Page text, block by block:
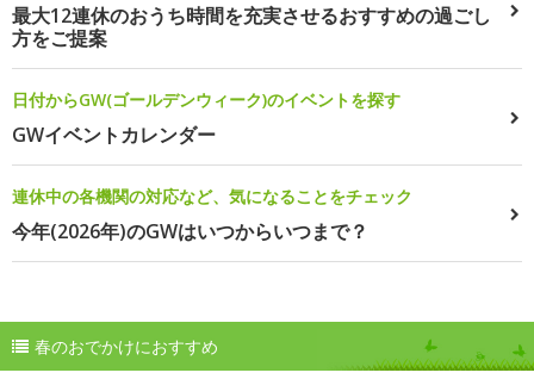
最大12連休のおうち時間を充実させるおすすめの過ごし
方をご提案
日付からGW(ゴールデンウィーク)のイベントを探す
GWイベントカレンダー
連休中の各機関の対応など、気になることをチェック
今年(2026年)のGWはいつからいつまで？
春のおでかけにおすすめ